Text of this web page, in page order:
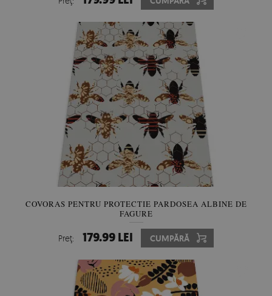
COVORAS PENTRU PROTECTIE PARDOSEA ALBINE DE
FAGURE
Preţ: 179.99 LEI CUMPĂRĂ